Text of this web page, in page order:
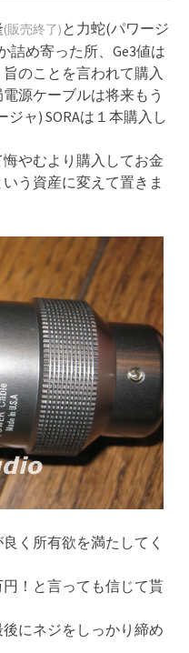
(販売終了)と力蛇(パワージ
詰め寄った所、Ge3値は
のことを言われて購入
源ケーブルは将来もう
ャ) SORAは１本購入し
やむより購入してお金
う資産に変えて置きま
く所有欲を満たしてく
！と言っても信じて貰
にネジをしっかり締め